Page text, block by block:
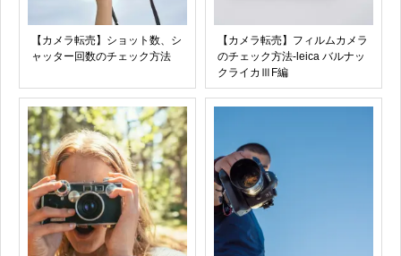
【カメラ転売】ショット数、シ
ャッター回数のチェック方法
【カメラ転売】フィルムカメラ
のチェック方法-leica バルナッ
クライカⅢF編